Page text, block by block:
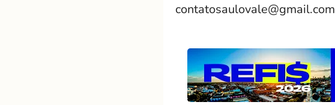
contatosaulovale@gmail.com